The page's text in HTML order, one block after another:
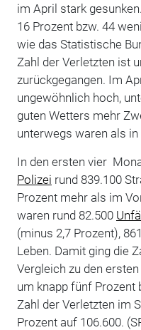
im April stark
16 Prozent bzw. 44
wie das Statistische
Zahl der Verletzten ist
zurückgegangen. Im
ungewöhnlich hoch,
guten Wetters mehr
unterwegs waren als in
In den ersten vier
Polizei rund 839.100
Prozent mehr als im
waren rund 82.500
(minus 2,7 Prozent),
Leben. Damit ging die
Vergleich zu den
um knapp fünf Prozent
Zahl der Verletzten im
Prozent auf 106.600.